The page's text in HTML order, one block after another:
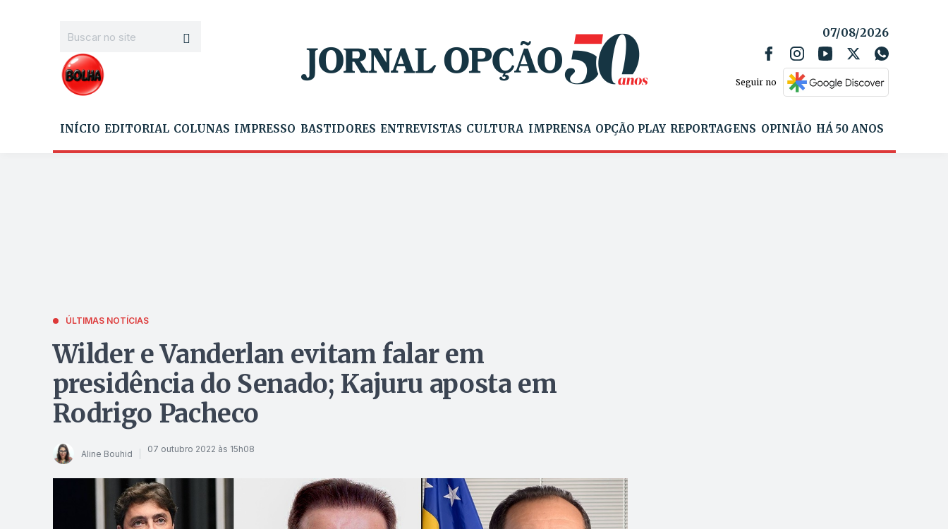
07/08/2026
Seguir no
INÍCIO EDITORIAL COLUNAS IMPRESSO BASTIDORES ENTREVISTAS CULTURA IMPRENSA OPÇÃO PLAY REPORTAGENS OPINIÃO HÁ 50 ANOS
ÚLTIMAS NOTÍCIAS
Wilder e Vanderlan evitam falar em
presidência do Senado; Kajuru aposta em
Rodrigo Pacheco
Aline Bouhid 07 outubro 2022 às 15h08